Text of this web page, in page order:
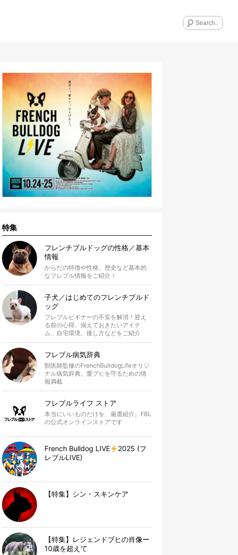
特集
フレンチブルドッグの性格／基本
情報
からだの特徴や性格、歴史など基本的
なフレブル情報をご紹介！
子犬／はじめてのフレンチブルド
ッグ
フレブルビギナーの不安を解消！迎え
る前の心得、揃えておきたいアイテ
ム、自宅環境、接し方などをご紹介
フレブル病気辞典
獣医師監修のFrenchBulldogLifeオリジ
ナル病気辞典。愛ブヒを守るための情
報満載
フレブルライフ ストア
本当にいいものだけを、厳選紹介。FBL
の公式オンラインストアです
French Bulldog LIVE
2025 (フ
レブルLIVE)
【特集】シン・スキンケア
【特集】レジェンドブヒの肖像ー
10歳を超えて